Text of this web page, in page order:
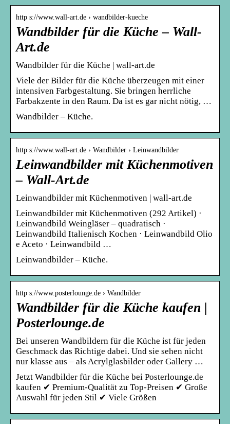
http s://www.wall-art.de › wandbilder-kueche
Wandbilder für die Küche – Wall-
Art.de
Wandbilder für die Küche | wall-art.de
Viele der Bilder für die Küche überzeugen mit einer
intensiven Farbgestaltung. Sie bringen herrliche
Farbakzente in den Raum. Da ist es gar nicht nötig, …
Wandbilder – Küche.
http s://www.wall-art.de › Wandbilder › Leinwandbilder
Leinwandbilder mit Küchenmotiven
– Wall-Art.de
Leinwandbilder mit Küchenmotiven | wall-art.de
Leinwandbilder mit Küchenmotiven (292 Artikel) ·
Leinwandbild Weingläser – quadratisch ·
Leinwandbild Italienisch Kochen · Leinwandbild Olio
e Aceto · Leinwandbild …
Leinwandbilder – Küche.
http s://www.posterlounge.de › Wandbilder
Wandbilder für die Küche kaufen |
Posterlounge.de
Bei unseren Wandbildern für die Küche ist für jeden
Geschmack das Richtige dabei. Und sie sehen nicht
nur klasse aus – als Acrylglasbilder oder Gallery …
Jetzt Wandbilder für die Küche bei Posterlounge.de
kaufen ✔ Premium-Qualität zu Top-Preisen ✔ Große
Auswahl für jeden Stil ✔ Viele Größen